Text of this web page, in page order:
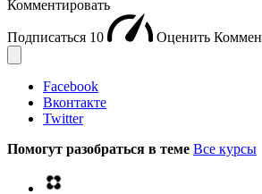
Комментировать
Подписаться 10 Оценить
Facebook
Вконтакте
Twitter
Помогут разобраться в теме Все курсы